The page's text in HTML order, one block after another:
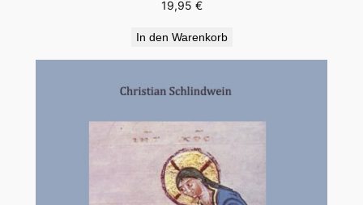
19,95 €
In den Warenkorb